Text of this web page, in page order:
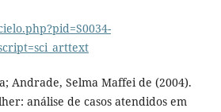
Andrade, Selma Maffei de (2004).
análise de casos atendidos em